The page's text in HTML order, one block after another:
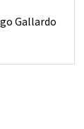
Gallardo